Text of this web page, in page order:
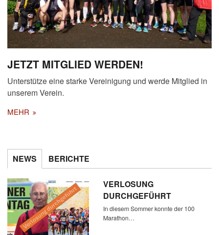
JETZT MITGLIED WERDEN!
Unterstütze eine starke Vereinigung und werde Mitglied in
unserem Verein.
MEHR
NEWS BERICHTE
VERLOSUNG
DURCHGEFÜHRT
In diesem Sommer konnte der 100
Marathon…